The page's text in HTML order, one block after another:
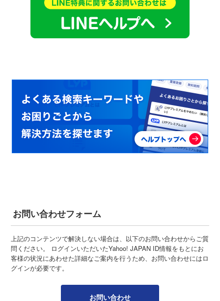
お問い合わせフォーム
上記のコンテンツで解決しない場合は、以下のお問い合わせからご質
問ください。 ログインいただいたYahoo! JAPAN ID情報をもとにお
客様の状況にあわせた詳細なご案内を行うため、お問い合わせにはロ
グインが必要です。
お問い合わせ